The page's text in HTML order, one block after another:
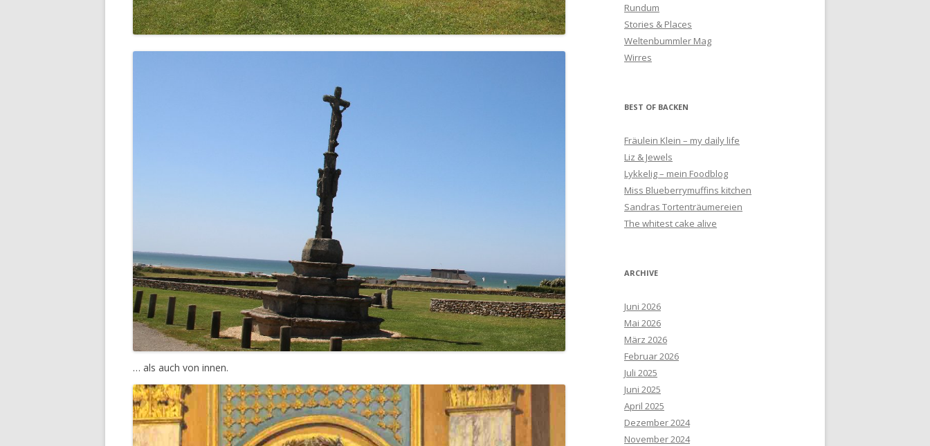
… als auch von innen.
Rundum
Stories & Places
Weltenbummler Mag
Wirres
BEST OF BACKEN
Fräulein Klein – my daily life
Liz & Jewels
Lykkelig – mein Foodblog
Miss Blueberrymuffins kitchen
Sandras Tortenträumereien
The whitest cake alive
ARCHIVE
Juni 2026
Mai 2026
März 2026
Februar 2026
Juli 2025
Juni 2025
April 2025
Dezember 2024
November 2024